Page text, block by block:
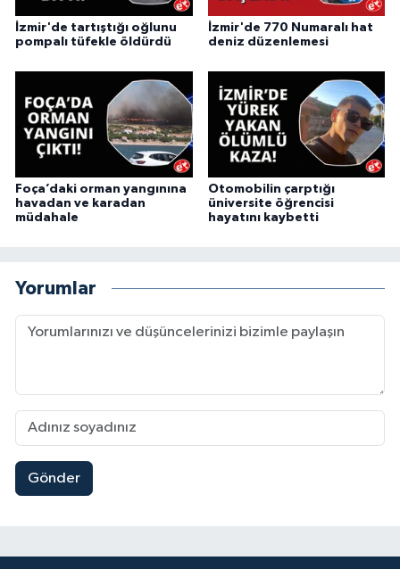
İzmir'de tartıştığı oğlunu
pompalı tüfekle öldürdü
İzmir'de 770 Numaralı hat
deniz düzenlemesi
Foça’daki orman yangınına
havadan ve karadan
müdahale
Otomobilin çarptığı
üniversite öğrencisi
hayatını kaybetti
Yorumlar
Gönder